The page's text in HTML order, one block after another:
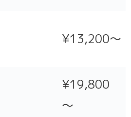
¥13,200～
¥19,800
～